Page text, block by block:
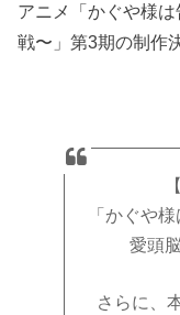
アニメ「かぐや様
戦〜」第3期の制作
「かぐや
愛頭
さらに、